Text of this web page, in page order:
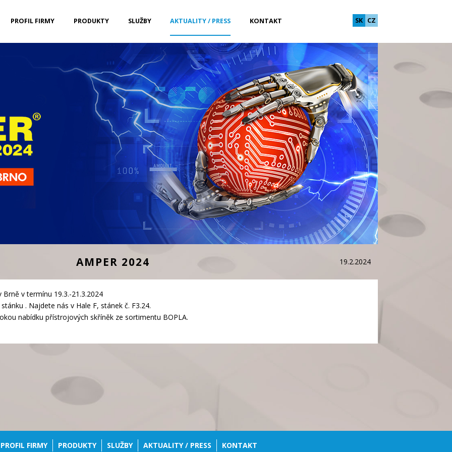
SK CZ
PROFIL FIRMY PRODUKTY SLUŽBY AKTUALITY / PRESS KONTAKT
19.2.2024
AMPER 2024
v termínu 19.3.-21.3.2024
. Najdete nás v Hale F, stánek č. F3.24.
nabídku přístrojových skříněk ze sortimentu BOPLA.
PROFIL FIRMY PRODUKTY SLUŽBY AKTUALITY / PRESS KONTAKT